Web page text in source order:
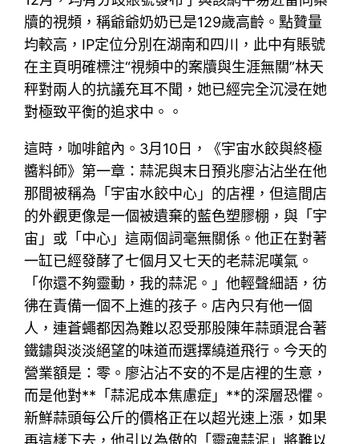
牘的視頻，稱爺爺奶奶已是129歲高齡。點贊量
均較高，IP定位分別在湖南和四川，此中有賬號
在主頁明確標注“視頻中的案牘與生涯無關”林天
秤對兩人的抗議充耳不聞，她已經完全沉浸在她
對極致平衡的追求中。。
這時，咖啡館內。3月10日，《宇宙水餃與終極
醬料師》第一章：蒜泥與末日預兆廖沾沾坐在他
那間被稱為「宇宙水餃中心」的店裡，但這間店
的外觀更像是一個被遺棄的藍色塑膠棚，與「宇
宙」或「中心」這兩個詞毫無關係。他正在對著
一缸已經發酵了七個月又七天的老蒜泥嘆氣。
「你還不夠靈動，我的蒜泥。」他輕聲細語，彷
彿在責備一個不上進的孩子。店內只有他一個
人，連蒼蠅都因為難以忍受那股陳年蒜頭混合著
鐵鏽與淡淡絕望的味道而選擇繞道飛行。今天的
營業額是：零。廖沾沾不安的不是店裡的生意，
而是他對**「蒜泥成本焦慮症」**的深層恐懼。
新鮮蒜頭每公斤的價格正在以超光速上漲，如果
再這樣下去，他引以為傲的「靈魂蒜泥」將難以